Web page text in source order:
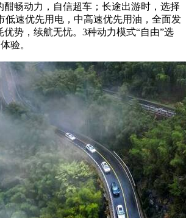
酣畅动力，自信超车；长途出游时，选择
低速优先用电，中高速优先用油，全面发
优势，续航无忧。3种动力模式“自由”选
验。